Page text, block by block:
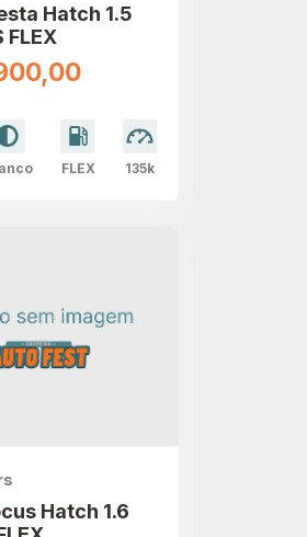
Hatch 1.5
FLEX
FLEX 135k
Hatch 1.6